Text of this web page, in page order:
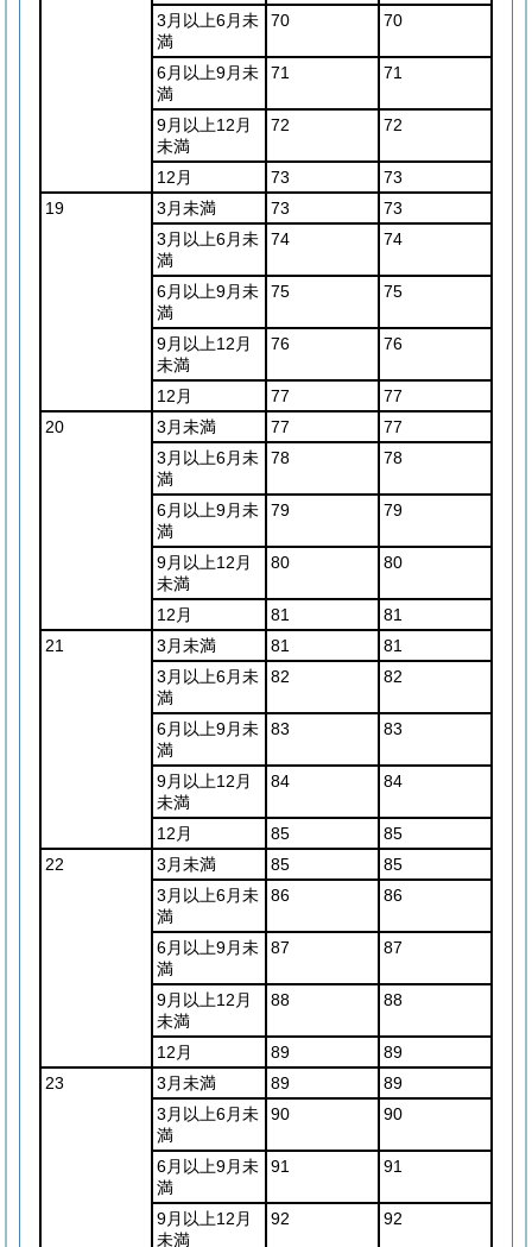
3月以上6月未
満
70 70
6月以上9月未
満
71 71
9月以上12月
未満
72 72
12月 73
73
19
3月未満 73
73
3月以上6月未
満
74 74
6月以上9月未
満
75 75
9月以上12月
未満
76 76
12月 77
77
20
3月未満 77
77
3月以上6月未
満
78 78
6月以上9月未
満
79 79
9月以上12月
未満
80 80
12月 81
81
21
3月未満 81
81
3月以上6月未
満
82 82
6月以上9月未
満
83 83
9月以上12月
未満
84 84
12月 85
85
22
3月未満 85
85
3月以上6月未
満
86 86
6月以上9月未
満
87 87
9月以上12月
未満
88 88
12月 89
89
23
3月未満 89
89
3月以上6月未
満
90 90
6月以上9月未
満
91 91
9月以上12月
未満
92 92